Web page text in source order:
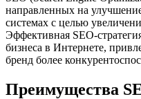
направленных на
системах с целью
Эффективная SEO-
бизнеса в Интернете,
бренд более
Преимущества